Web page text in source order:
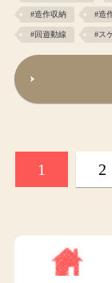
#造作収納 #造
#回遊動線 #ス
1 2